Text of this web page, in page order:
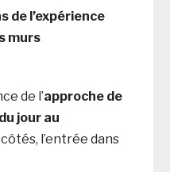
de l’expérience
murs
de l’approche de
jour au
l’entrée dans